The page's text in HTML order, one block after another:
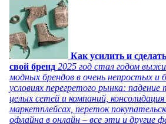
Как усилить и
свой бренд 2025 год стал годом
модных брендов в очень непростых
условиях перегретого рынка:
целых сетей и компаний, консолидация
маркетплейсах, переток
офлайна в онлайн – все эти и другие